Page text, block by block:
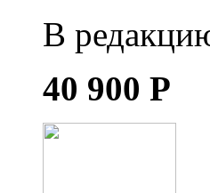
В
40 900 Р